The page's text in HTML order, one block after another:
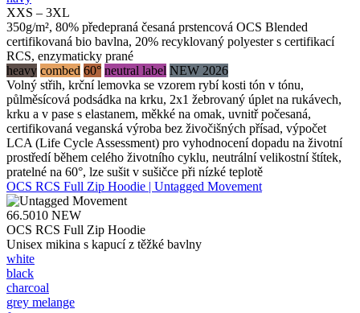
XXS – 3XL
350g/m², 80% předepraná česaná prstencová OCS Blended
certifikovaná bio bavlna, 20% recyklovaný polyester s certifikací
RCS, enzymaticky prané
heavy combed 60° neutral label NEW 2026
Volný střih, krční lemovka se vzorem rybí kosti tón v tónu,
půlměsícová podsádka na krku, 2x1 žebrovaný úplet na rukávech,
krku a v pase s elastanem, měkké na omak, uvnitř počesaná,
certifikovaná veganská výroba bez živočišných přísad, výpočet
LCA (Life Cycle Assessment) pro vyhodnocení dopadu na životní
prostředí během celého životního cyklu, neutrální velikostní štítek,
pratelné na 60°, lze sušit v sušičce při nízké teplotě
OCS RCS Full Zip Hoodie | Untagged Movement
66.5010 NEW
OCS RCS Full Zip Hoodie
Unisex mikina s kapucí z těžké bavlny
white
black
charcoal
grey melange